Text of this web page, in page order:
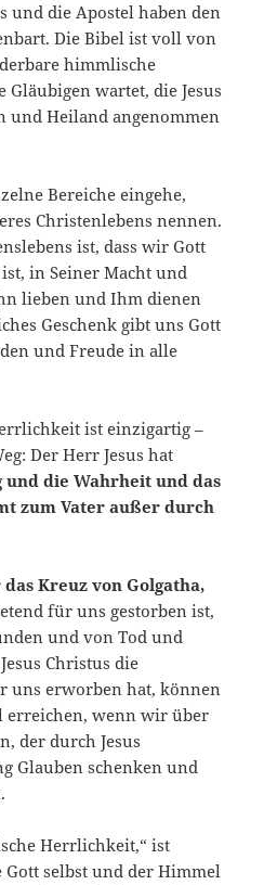
und die Apostel haben den
Die Bibel ist voll von
himmlische
wartet, die Jesus
und Heiland angenommen
Bereiche eingehe,
Christenlebens nennen.
ist, dass wir Gott
in Seiner Macht und
lieben und Ihm dienen
Geschenk gibt uns Gott
und Freude in alle
ist einzigartig –
Der Herr Jesus hat
und die Wahrheit und das
zum Vater außer durch
Kreuz von Golgatha,
für uns gestorben ist,
und von Tod und
Christus die
uns erworben hat, können
erreichen, wenn wir über
der durch Jesus
Glauben schenken und
Herrlichkeit,“ ist
selbst und der Himmel